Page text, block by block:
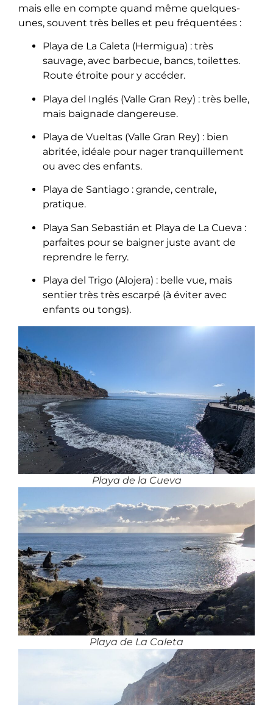
mais elle en compte quand même quelques-
unes, souvent très belles et peu fréquentées :
Playa de La Caleta (Hermigua) : très
sauvage, avec barbecue, bancs, toilettes.
Route étroite pour y accéder.
Playa del Inglés (Valle Gran Rey) : très belle,
mais baignade dangereuse.
Playa de Vueltas (Valle Gran Rey) : bien
abritée, idéale pour nager tranquillement
ou avec des enfants.
Playa de Santiago : grande, centrale,
pratique.
Playa San Sebastián et Playa de La Cueva :
parfaites pour se baigner juste avant de
reprendre le ferry.
Playa del Trigo (Alojera) : belle vue, mais
sentier très très escarpé (à éviter avec
enfants ou tongs).
Playa de la Cueva
Playa de La Caleta